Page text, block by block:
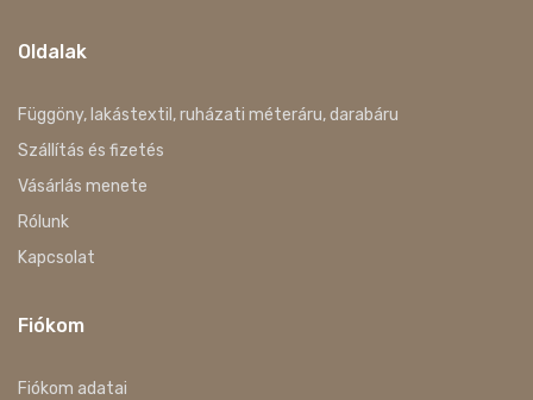
Oldalak
Függöny, lakástextil, ruházati méteráru, darabáru
Szállítás és fizetés
Vásárlás menete
Rólunk
Kapcsolat
Fiókom
Fiókom adatai